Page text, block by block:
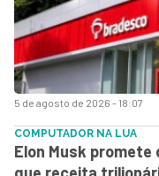
5 de agosto de 2026 - 18:07
COMPUTADOR NA LUA
Elon Musk